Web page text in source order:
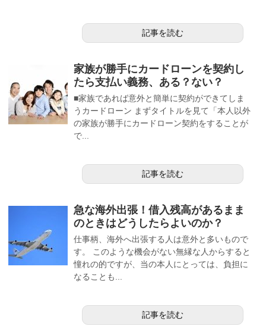
記事を読む
家族が勝手にカードローンを契約し
たら支払い義務、ある？ない？
■家族であれば意外と簡単に契約ができてしま
うカードローン まずタイトルを見て「本人以外
の家族が勝手にカードローン契約をすることが
で...
記事を読む
急な海外出張！借入残高があるまま
のときはどうしたらよいのか？
仕事柄、海外へ出張する人は意外と多いもので
す。 このような機会がない無縁な人からすると
憧れの的ですが、当の本人にとっては、負担に
なることも...
記事を読む